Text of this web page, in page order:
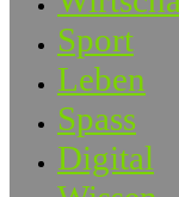
Sport
Leben
Spass
Digital